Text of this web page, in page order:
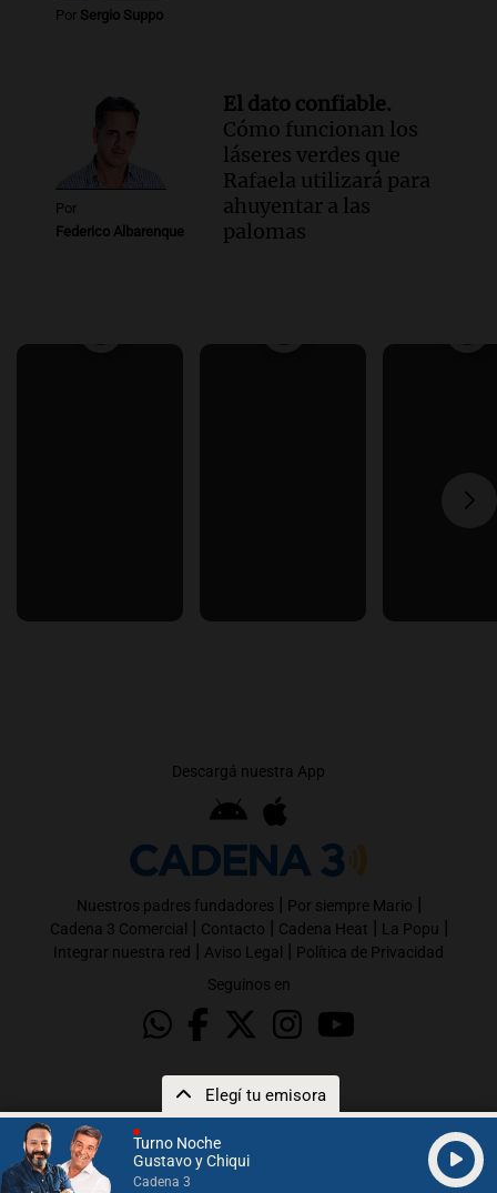
Turno Noche
Gustavo y Chiqui
Cadena 3
Elegí tu emisora
Por Sergio Suppo
Por
Federico Albarenque
El dato confiable.
Cómo funcionan los
láseres verdes que
Rafaela utilizará para
ahuyentar a las
palomas
Descargá nuestra App
Nuestros padres fundadores | Por siempre Mario |
Cadena 3 Comercial | Contacto | Cadena Heat | La Popu |
Integrar nuestra red | Aviso Legal | Política de Privacidad
Seguinos en